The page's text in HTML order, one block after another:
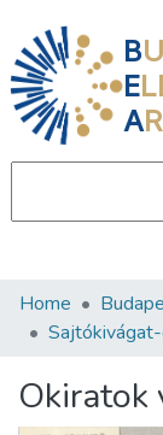
B
E
A
Communities
Statistics
Home
Okiratok